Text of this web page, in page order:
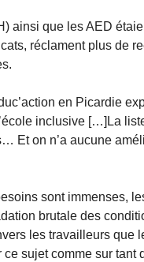
ainsi que les AED
réclament plus de
en Picardie
inclusive […]La
Et on n’a aucune
sont immenses,
brutale des
les travailleurs que
sujet comme sur tant